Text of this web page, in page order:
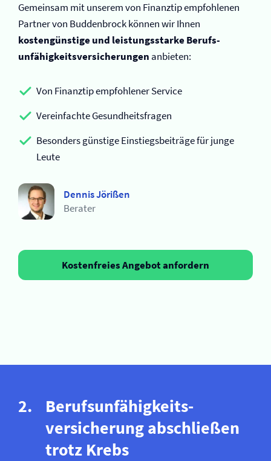
Gemeinsam mit unserem von Finanztip empfohlenen
Partner von Buddenbrock können wir Ihnen
kostengünstige und leistungsstarke Berufs­
unfähigkeits­versicherungen anbieten:
Von Finanztip empfohlener Service
Vereinfachte Gesundheitsfragen
Besonders günstige Einstiegsbeiträge für junge
Leute
Dennis Jörißen
Berater
Kostenfreies Angebot anfordern
Berufs­unfähigkeits­
versicherung abschließen
trotz Krebs